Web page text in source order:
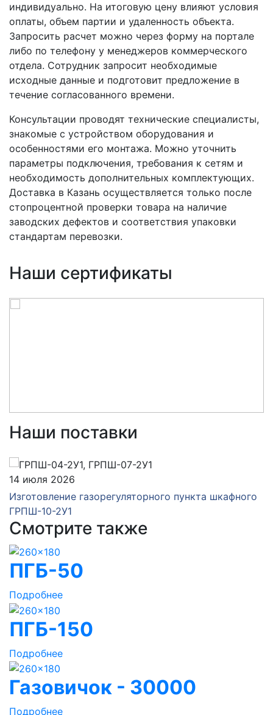
индивидуально. На итоговую цену влияют условия
оплаты, объем партии и удаленность объекта.
Запросить расчет можно через форму на портале
либо по телефону у менеджеров коммерческого
отдела. Сотрудник запросит необходимые
исходные данные и подготовит предложение в
течение согласованного времени.
Консультации проводят технические специалисты,
знакомые с устройством оборудования и
особенностями его монтажа. Можно уточнить
параметры подключения, требования к сетям и
необходимость дополнительных комплектующих.
Доставка в Казань осуществляется только после
стопроцентной проверки товара на наличие
заводских дефектов и соответствия упаковки
стандартам перевозки.
Наши сертификаты
Наши поставки
14 июля 2026
Изготовление газорегуляторного пункта шкафного
ГРПШ-10-2У1
Смотрите также
ПГБ-50
Подробнее
ПГБ-150
Подробнее
Газовичок - 30000
Подробнее